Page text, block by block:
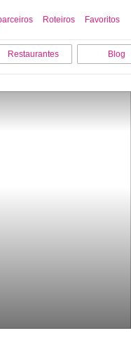
Roteiros Favoritos
Restaurantes Blog